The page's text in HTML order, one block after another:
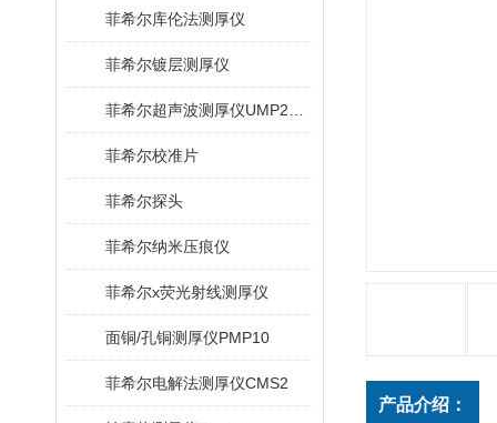
菲希尔库伦法测厚仪
菲希尔镀层测厚仪
菲希尔校准片
菲希尔探头
菲希尔纳米压痕仪
菲希尔x荧光射线测厚仪
面铜/孔铜测厚仪PMP10
菲希尔电解法测厚仪CMS2
产品介绍：